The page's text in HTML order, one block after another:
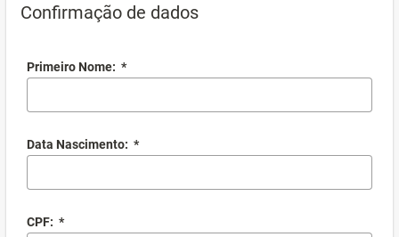
Confirmação de dados
Primeiro Nome: *
Data Nascimento: *
CPF: *